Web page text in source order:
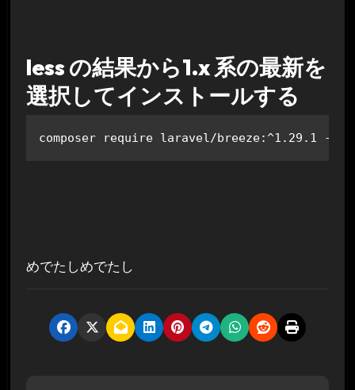
less の結果から1.x 系の最新を
選択してインストールする
composer require laravel/breeze:^1.29.1 --
めでたしめでたし